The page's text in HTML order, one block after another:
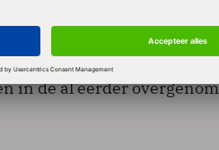
en ondersteunt
in de al eerder